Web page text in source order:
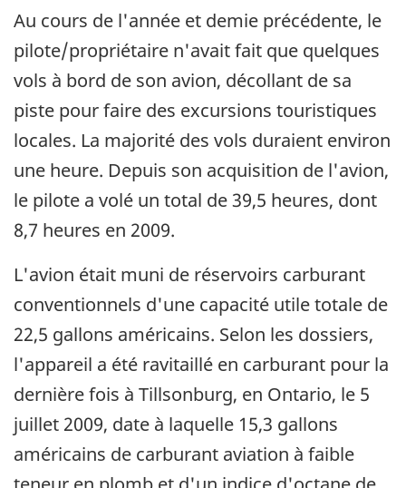
Au cours de l'année et demie précédente, le
pilote/propriétaire n'avait fait que quelques
vols à bord de son avion, décollant de sa
piste pour faire des excursions touristiques
locales. La majorité des vols duraient environ
une heure. Depuis son acquisition de l'avion,
le pilote a volé un total de 39,5 heures, dont
8,7 heures en 2009.
L'avion était muni de réservoirs carburant
conventionnels d'une capacité utile totale de
22,5 gallons américains. Selon les dossiers,
l'appareil a été ravitaillé en carburant pour la
dernière fois à Tillsonburg, en Ontario, le 5
juillet 2009, date à laquelle 15,3 gallons
américains de carburant aviation à faible